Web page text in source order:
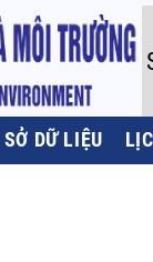
SỞ DỮ LIỆU